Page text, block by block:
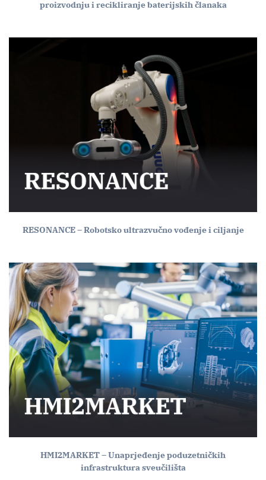
proizvodnju i recikliranje baterijskih članaka
RESONANCE – Robotsko ultrazvučno vođenje i ciljanje
HMI2MARKET – Unaprjeđenje poduzetničkih
infrastruktura sveučilišta